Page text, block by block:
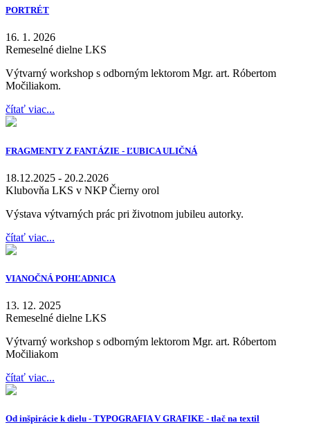
PORTRÉT
16. 1. 2026
Remeselné dielne LKS
Výtvarný workshop s odborným lektorom Mgr. art. Róbertom
Močiliakom.
čítať viac...
FRAGMENTY Z FANTÁZIE - ĽUBICA ULIČNÁ
18.12.2025 - 20.2.2026
Klubovňa LKS v NKP Čierny orol
Výstava výtvarných prác pri životnom jubileu autorky.
čítať viac...
VIANOČNÁ POHĽADNICA
13. 12. 2025
Remeselné dielne LKS
Výtvarný workshop s odborným lektorom Mgr. art. Róbertom
Močiliakom
čítať viac...
Od inšpirácie k dielu - TYPOGRAFIA V GRAFIKE - tlač na textil